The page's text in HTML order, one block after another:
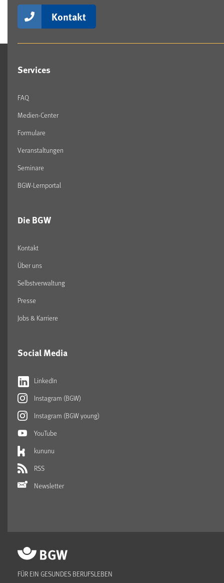
Kontakt
Services
FAQ
Medien-Center
Formulare
Veranstaltungen
Seminare
BGW-Lernportal
Die BGW
Kontakt
Über uns
Selbstverwaltung
Presse
Jobs & Karriere
Social Media
LinkedIn
Instagram (BGW)
Instagram (BGW young)
YouTube
kununu
RSS
Newsletter
FÜR EIN GESUNDES BERUFSLEBEN